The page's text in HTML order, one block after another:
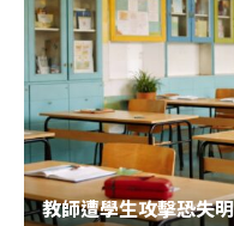
教師遭學生攻擊恐失